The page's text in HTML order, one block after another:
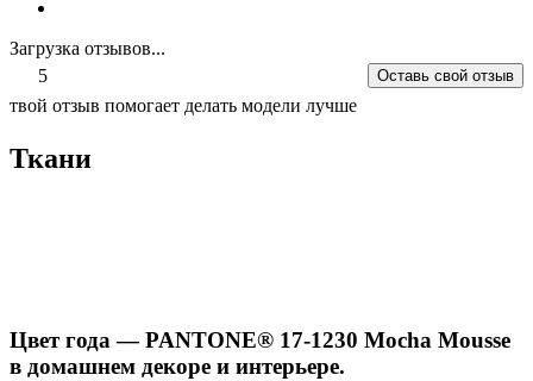
Загрузка отзывов...
5
Оставь свой отзыв
твой отзыв помогает делать модели лучше
Ткани
Цвет года — PANTONE® 17-1230 Mocha Mousse
в домашнем декоре и интерьере.